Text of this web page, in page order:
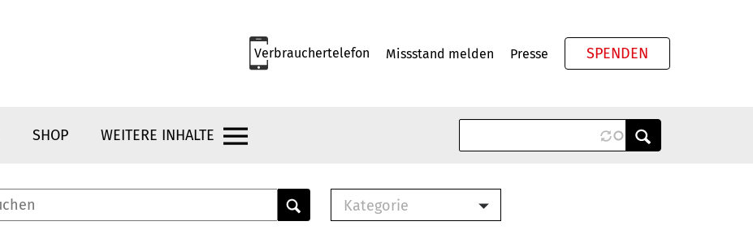
Verbrauchertelefon Missstand melden Presse SPENDEN
SHOP WEITERE INHALTE
Kategorie